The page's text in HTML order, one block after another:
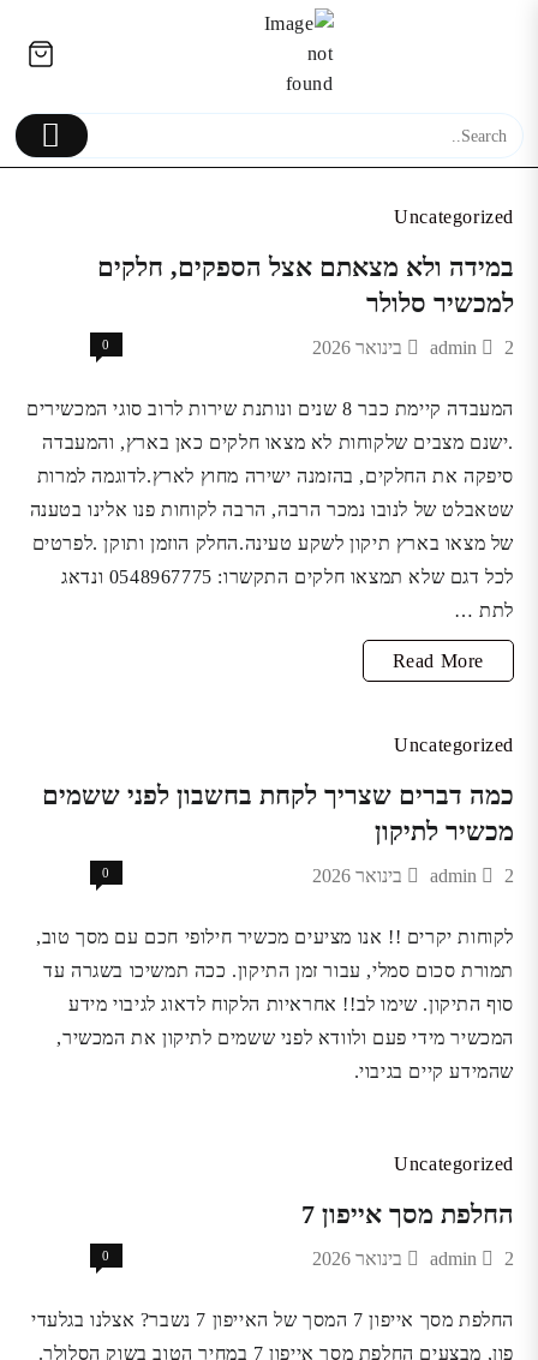
Uncategorized
במידה ולא מצאתם אצל הספקים, חלקים
למכשיר סלולר
admin 2 בינואר 2026 0
המעבדה קיימת כבר 8 שנים ונותנת שירות לרוב סוגי המכשירים
.ישנם מצבים שלקוחות לא מצאו חלקים כאן בארץ, והמעבדה
סיפקה את החלקים, בהזמנה ישירה מחוץ לארץ.לדוגמה למרות
שטאבלט של לנובו נמכר הרבה, הרבה לקוחות פנו אלינו בטענה
של מצאו בארץ תיקון לשקע טעינה.החלק הוזמן ותוקן .לפרטים
לכל דגם שלא תמצאו חלקים התקשרו: 0548967775 ונדאג
לתת …
במידה
מצאתם
הספקים,
סלולר
Read More
Uncategorized
כמה דברים שצריך לקחת בחשבון לפני ששמים
מכשיר לתיקון
admin 2 בינואר 2026 0
לקוחות יקרים !! אנו מציעים מכשיר חילופי חכם עם מסך טוב,
תמורת סכום סמלי, עבור זמן התיקון. ככה תמשיכו בשגרה עד
סוף התיקון. שימו לב!! אחראיות הלקוח לדאוג לגיבוי מידע
המכשיר מידי פעם ולוודא לפני ששמים לתיקון את המכשיר,
שהמידע קיים בגיבוי.
Uncategorized
החלפת מסך אייפון 7
admin 2 בינואר 2026 0
החלפת מסך אייפון 7 המסך של האייפון 7 נשבר? אצלנו בגלעדי
פון, מבצעים החלפת מסך אייפון 7 במחיר הטוב בשוק הסלולר.
₪
289.00